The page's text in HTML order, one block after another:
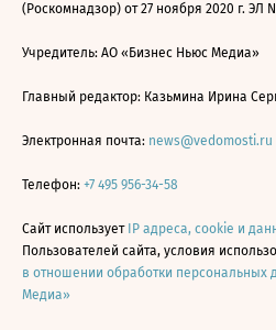
(Роскомнадзор) от 27 ноября 2020 г. ЭЛ
Учредитель: АО «Бизнес Ньюс Медиа»
Главный редактор: Казьмина Ирина
Электронная почта: news@vedomosti.ru
Телефон: +7 495 956-34-58
Сайт использует IP адреса, cookie и
Пользователей сайта, условия
в отношении обработки персональных
Медиа»